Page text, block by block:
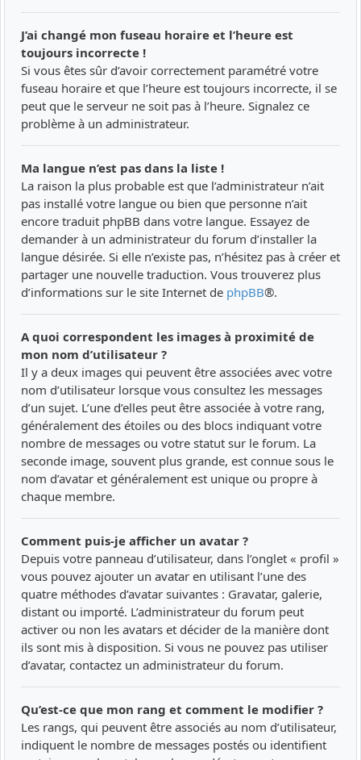
J’ai changé mon fuseau horaire et l’heure est
toujours incorrecte !
Si vous êtes sûr d’avoir correctement paramétré votre
fuseau horaire et que l’heure est toujours incorrecte, il se
peut que le serveur ne soit pas à l’heure. Signalez ce
problème à un administrateur.
Ma langue n’est pas dans la liste !
La raison la plus probable est que l’administrateur n’ait
pas installé votre langue ou bien que personne n’ait
encore traduit phpBB dans votre langue. Essayez de
demander à un administrateur du forum d’installer la
langue désirée. Si elle n’existe pas, n’hésitez pas à créer et
partager une nouvelle traduction. Vous trouverez plus
d’informations sur le site Internet de phpBB®.
A quoi correspondent les images à proximité de
mon nom d’utilisateur ?
Il y a deux images qui peuvent être associées avec votre
nom d’utilisateur lorsque vous consultez les messages
d’un sujet. L’une d’elles peut être associée à votre rang,
généralement des étoiles ou des blocs indiquant votre
nombre de messages ou votre statut sur le forum. La
seconde image, souvent plus grande, est connue sous le
nom d’avatar et généralement est unique ou propre à
chaque membre.
Comment puis-je afficher un avatar ?
Depuis votre panneau d’utilisateur, dans l’onglet « profil »
vous pouvez ajouter un avatar en utilisant l’une des
quatre méthodes d’avatar suivantes : Gravatar, galerie,
distant ou importé. L’administrateur du forum peut
activer ou non les avatars et décider de la manière dont
ils sont mis à disposition. Si vous ne pouvez pas utiliser
d’avatar, contactez un administrateur du forum.
Qu’est-ce que mon rang et comment le modifier ?
Les rangs, qui peuvent être associés au nom d’utilisateur,
indiquent le nombre de messages postés ou identifient